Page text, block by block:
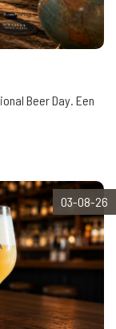
Beer Day. Een
03-08-26